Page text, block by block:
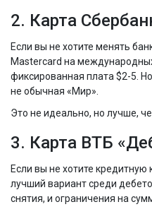
2. Карта
Если вы не хотите менять
Mastercard на
фиксированная плата $2-5.
не обычная «Мир».
Это не идеально, но лучше,
3. Карта ВТБ
Если вы не хотите
лучший вариант среди
снятия, и ограничения на